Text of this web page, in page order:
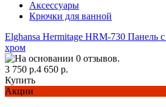
Аксессуары
Крючки для ванной
Elghansa Hermitage HRM-730 Панель
хром
3 750 р.4 650 р.
Купить
Акции